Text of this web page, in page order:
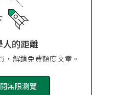
人的距離
，解鎖免費額度文章。
無限瀏覽